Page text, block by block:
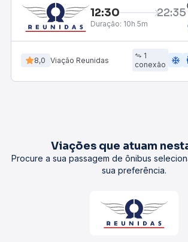
12:30 22:35
Duração: 10h 5m
8,0 Viação Reunidas
1
conexão
ac_unit
Viações que atuam
Procure a sua passagem de ônibus
sua preferência.